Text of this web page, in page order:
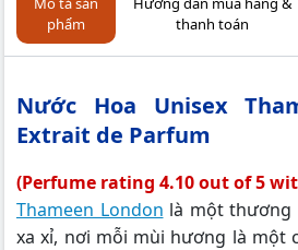
phẩm
thanh toán
Nước Hoa Unisex
Extrait de Parfum
(Perfume rating 4.10 out of 5
Thameen London là một thương
xa xỉ, nơi mỗi mùi hương là một